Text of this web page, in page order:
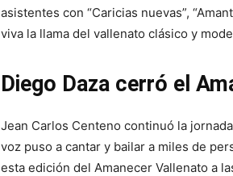
asistentes con “Caricias nuevas”,
viva la llama del vallenato clásico y
Diego Daza cerró el
Jean Carlos Centeno continuó la
voz puso a cantar y bailar a miles de
esta edición del Amanecer Vallenato a